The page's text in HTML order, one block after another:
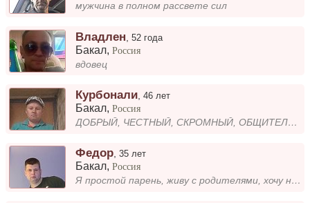
мужчина в полном рассвете сил
Владлен ,52 года
Бакал,Россия
вдовец
Курбонали ,46 лет
Бакал,Россия
ДОБРЫЙ, ЧЕСТНЫЙ, СКРОМНЫЙ, ОБЩИТЕЛЬНЫЙ!
Федор,35 лет
Бакал,Россия
Я простой парень, живу с родителями, хочу найти спутницу жизни